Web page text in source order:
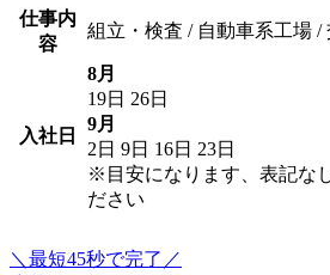
仕事内
容
組立・検査 / 自動車系工場 /
入社日
8月
19日 26日
9月
2日 9日 16日 23日
※目安になります、表記な
ださい
＼最短45秒で完了／